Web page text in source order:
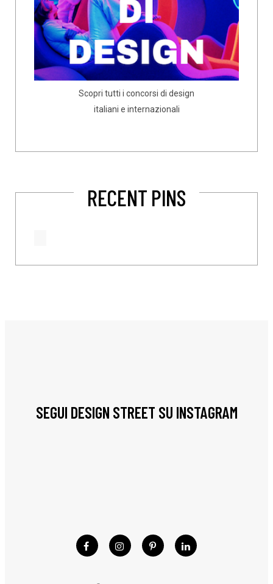
Scopri tutti i concorsi di design
italiani e internazionali
RECENT PINS
SEGUI DESIGN STREET SU INSTAGRAM